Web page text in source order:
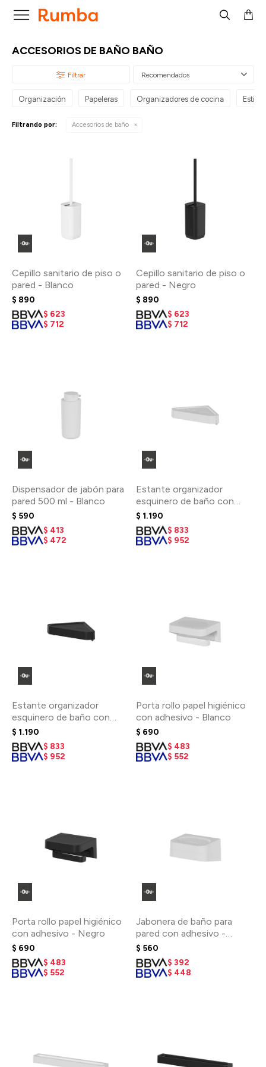

ACCESORIOS DE BAÑO BAÑO
Recomendados
Organización Papeleras Organizadores de cocina Estilo
Filtrando por: Accesorios de baño
Cepillo sanitario de piso o
pared - Blanco
$ 890
$ 623
$ 712
Cepillo sanitario de piso o
pared - Negro
$ 890
$ 623
$ 712
Dispensador de jabón para
pared 500 ml - Blanco
$ 590
$ 413
$ 472
Estante organizador
esquinero de baño con
adhesivo - Blanco
$ 1.190
$ 833
$ 952
Estante organizador
esquinero de baño con
adhesivo - Negro
$ 1.190
$ 833
$ 952
Porta rollo papel higiénico
con adhesivo - Blanco
$ 690
$ 483
$ 552
Porta rollo papel higiénico
con adhesivo - Negro
$ 690
$ 483
$ 552
Jabonera de baño para
pared con adhesivo -
Blanco
$ 560
$ 392
$ 448